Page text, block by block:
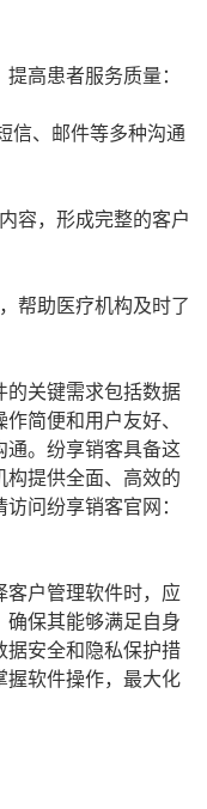
高患者服务质量：
信、邮件等多种沟通
容，形成完整的客户
帮助医疗机构及时了
的关键需求包括数据
简便和用户友好、
通。纷享销客具备这
提供全面、高效的
问纷享销客官网：
户管理软件时，应
保其能够满足自身
据安全和隐私保护措
握软件操作，最大化